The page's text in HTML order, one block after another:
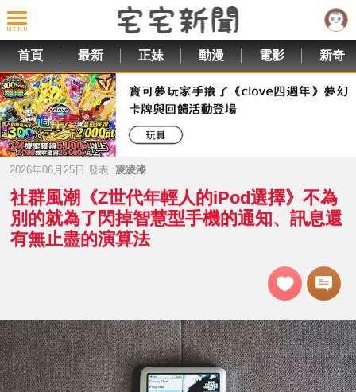
首頁 最新 正妹 動漫 電影 新奇
2026年06月25日 發表 :凌凌漆
社群風潮《Z世代年輕人的iPod選擇》不為
別的就為了閃掉智慧型手機的通知、訊息還
有無止盡的演算法